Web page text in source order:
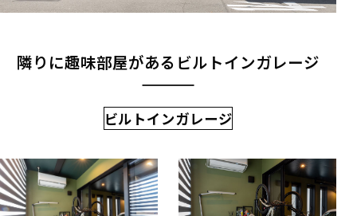
隣りに趣味部屋があるビルトインガレージ
ビルトインガレージ